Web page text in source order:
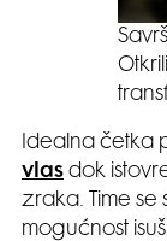
Idealna četka
vlas dok
zraka. Time se
mogućnost